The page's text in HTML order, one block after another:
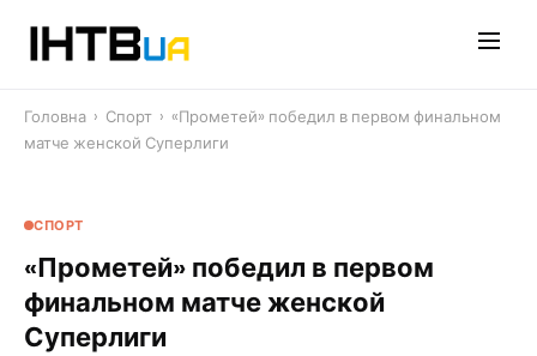
Головна › Спорт › «Прометей» победил в первом финальном
матче женской Суперлиги
СПОРТ
«Прометей» победил в первом
финальном матче женской
Суперлиги